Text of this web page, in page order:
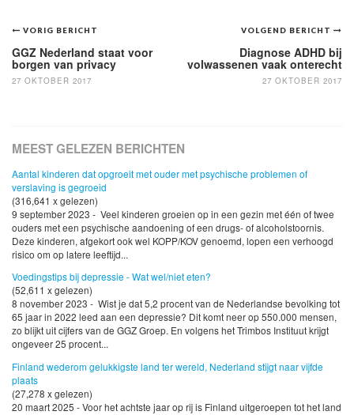
Bericht
navigatie
VOLGEND BERICHT
Diagnose ADHD bij
volwassenen vaak onterecht
27 OKTOBER 2017
VORIG BERICHT
GGZ Nederland staat voor
borgen van privacy
27 OKTOBER 2017
MEEST GELEZEN BERICHTEN
Aantal kinderen dat opgroeit met ouder met psychische problemen of
verslaving is gegroeid
(316,641 x gelezen)
9 september 2023 - Veel kinderen groeien op in een gezin met één of twee
ouders met een psychische aandoening of een drugs- of alcoholstoornis.
Deze kinderen, afgekort ook wel KOPP/KOV genoemd, lopen een verhoogd
risico om op latere leeftijd...
Voedingstips bij depressie - Wat wel/niet eten?
(52,611 x gelezen)
8 november 2023 - Wist je dat 5,2 procent van de Nederlandse bevolking tot
65 jaar in 2022 leed aan een depressie? Dit komt neer op 550.000 mensen,
zo blijkt uit cijfers van de GGZ Groep. En volgens het Trimbos Instituut krijgt
ongeveer 25 procent...
Finland wederom gelukkigste land ter wereld, Nederland stijgt naar vijfde
plaats
(27,278 x gelezen)
20 maart 2025 - Voor het achtste jaar op rij is Finland uitgeroepen tot het land